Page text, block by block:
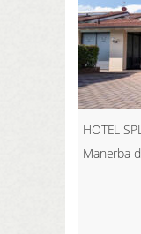
HOTEL
Manerba